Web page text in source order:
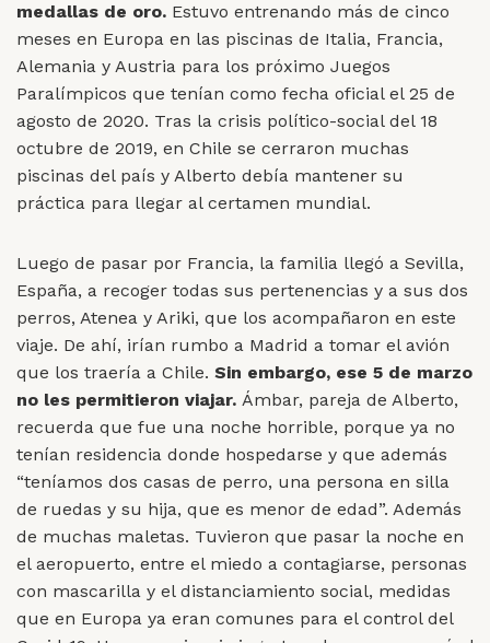
medallas de oro. Estuvo entrenando más de cinco
meses en Europa en las piscinas de Italia, Francia,
Alemania y Austria para los próximo Juegos
Paralímpicos que tenían como fecha oficial el 25 de
agosto de 2020. Tras la crisis político-social del 18
octubre de 2019, en Chile se cerraron muchas
piscinas del país y Alberto debía mantener su
práctica para llegar al certamen mundial.
Luego de pasar por Francia, la familia llegó a Sevilla,
España, a recoger todas sus pertenencias y a sus dos
perros, Atenea y Ariki, que los acompañaron en este
viaje. De ahí, irían rumbo a Madrid a tomar el avión
que los traería a Chile. Sin embargo, ese 5 de marzo
no les permitieron viajar. Ámbar, pareja de Alberto,
recuerda que fue una noche horrible, porque ya no
tenían residencia donde hospedarse y que además
“teníamos dos casas de perro, una persona en silla
de ruedas y su hija, que es menor de edad”. Además
de muchas maletas. Tuvieron que pasar la noche en
el aeropuerto, entre el miedo a contagiarse, personas
con mascarilla y el distanciamiento social, medidas
que en Europa ya eran comunes para el control del